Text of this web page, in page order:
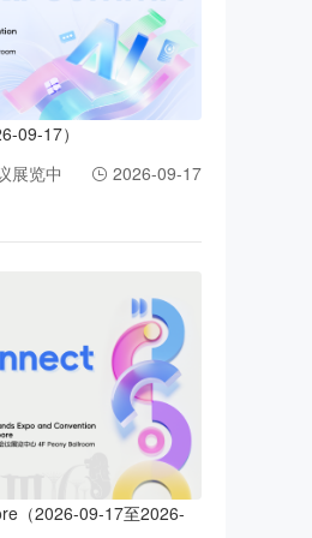
09-17）
展览中
2026-09-17
（2026-09-17至2026-